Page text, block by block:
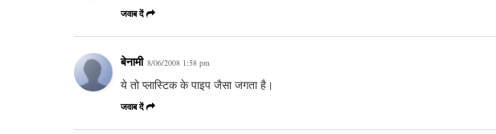
जवाब दें
बेनामी 8/06/2008 1:58 pm
ये तो प्लास्टिक के पाइप जैसा जगता है।
जवाब दें